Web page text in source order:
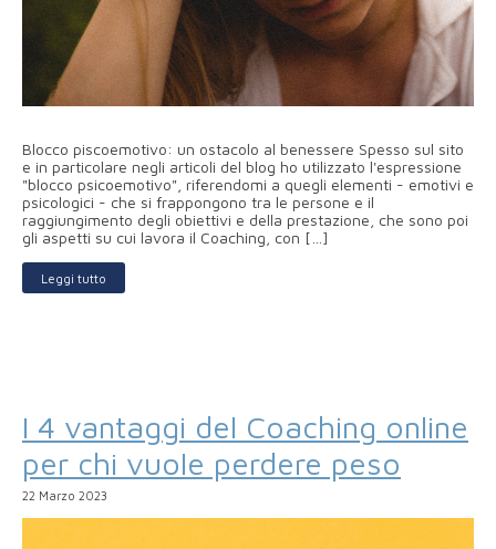
Blocco piscoemotivo: un ostacolo al benessere Spesso sul sito
e in particolare negli articoli del blog ho utilizzato l'espressione
"blocco psicoemotivo", riferendomi a quegli elementi - emotivi e
psicologici - che si frappongono tra le persone e il
raggiungimento degli obiettivi e della prestazione, che sono poi
gli aspetti su cui lavora il Coaching, con […]
Leggi tutto
I 4 vantaggi del Coaching online
per chi vuole perdere peso
22 Marzo 2023